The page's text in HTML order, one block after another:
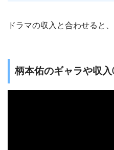
ドラマの収入と合わせると、
柄本佑のギャラや収